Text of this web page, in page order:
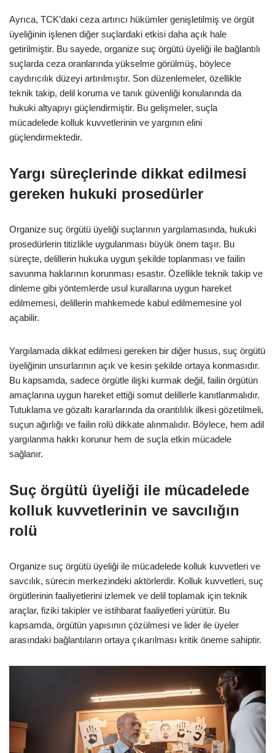
Ayrıca, TCK’daki ceza artırıcı hükümler genişletilmiş ve örgüt
üyeliğinin işlenen diğer suçlardaki etkisi daha açık hale
getirilmiştir. Bu sayede, organize suç örgütü üyeliği ile bağlantılı
suçlarda ceza oranlarında yükselme görülmüş, böylece
caydırıcılık düzeyi artırılmıştır. Son düzenlemeler, özellikle
teknik takip, delil koruma ve tanık güvenliği konularında da
hukuki altyapıyı güçlendirmiştir. Bu gelişmeler, suçla
mücadelede kolluk kuvvetlerinin ve yargının elini
güçlendirmektedir.
Yargı süreçlerinde dikkat edilmesi
gereken hukuki prosedürler
Organize suç örgütü üyeliği suçlarının yargılamasında, hukuki
prosedürlerin titizlikle uygulanması büyük önem taşır. Bu
süreçte, delillerin hukuka uygun şekilde toplanması ve failin
savunma haklarının korunması esastır. Özellikle teknik takip ve
dinleme gibi yöntemlerde usul kurallarına uygun hareket
edilmemesi, delillerin mahkemede kabul edilmemesine yol
açabilir.
Yargılamada dikkat edilmesi gereken bir diğer husus, suç örgütü
üyeliğinin unsurlarının açık ve kesin şekilde ortaya konmasıdır.
Bu kapsamda, sadece örgütle ilişki kurmak değil, failin örgütün
amaçlarına uygun hareket ettiği somut delillerle kanıtlanmalıdır.
Tutuklama ve gözaltı kararlarında da orantılılık ilkesi gözetilmeli,
suçun ağırlığı ve failin rolü dikkate alınmalıdır. Böylece, hem adil
yargılanma hakkı korunur hem de suçla etkin mücadele
sağlanır.
Suç örgütü üyeliği ile mücadelede
kolluk kuvvetlerinin ve savcılığın
rolü
Organize suç örgütü üyeliği ile mücadelede kolluk kuvvetleri ve
savcılık, sürecin merkezindeki aktörlerdir. Kolluk kuvvetleri, suç
örgütlerinin faaliyetlerini izlemek ve delil toplamak için teknik
araçlar, fiziki takipler ve istihbarat faaliyetleri yürütür. Bu
kapsamda, örgütün yapısının çözülmesi ve lider ile üyeler
arasındaki bağlantıların ortaya çıkarılması kritik öneme sahiptir.